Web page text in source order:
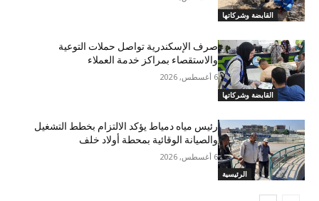
القابضة وشركاتها
القابضة وشركاتها
صرف الإسكندرية تواصل حملات التوعية
والاستقصاء بمراكز خدمة العملاء
6 أغسطس, 2026
الرئيسية
رئيس مياه دمياط يؤكد الالتزام بخطط التشغيل
والصيانة الوقائية بمحطة أولاد خلف
6 أغسطس, 2026